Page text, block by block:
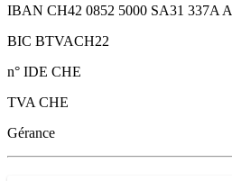
IBAN CH42 0852 5000 SA31 337A A
BIC BTVACH22
n° IDE CHE
TVA CHE
Gérance